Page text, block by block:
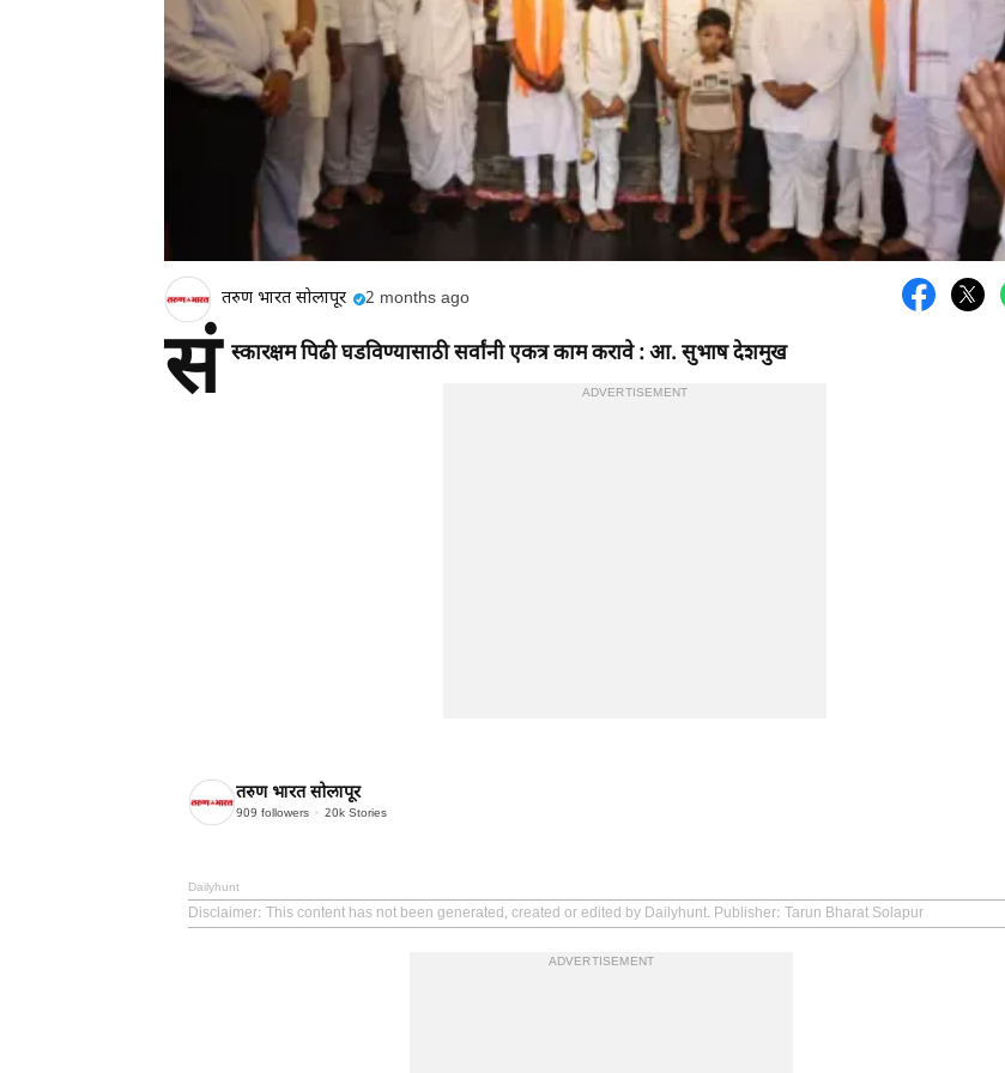
तरुण भारत सोलापूर 2 months ago
सं स्कारक्षम पिढी घडविण्यासाठी सर्वांनी एकत्र काम करावे : आ. सुभाष देशमुख
ADVERTISEMENT
तरुण भारत सोलापूर
909 followers 20k Stories
Dailyhunt
Disclaimer: This content has not been generated, created or edited by Dailyhunt. Publisher: Tarun Bharat Solapur
ADVERTISEMENT